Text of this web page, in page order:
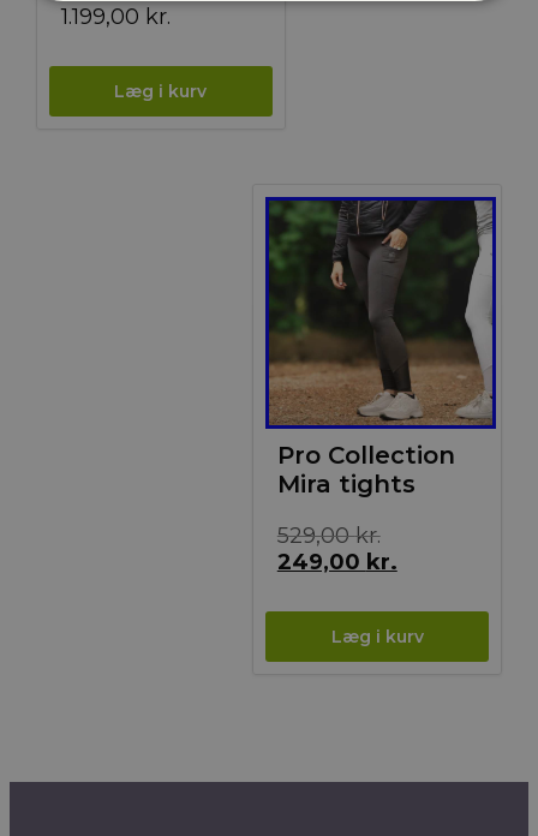
1.199,00 kr.
Tilbud!
Pro Collection
Mira tights
529,00kr.Den
oprindelige
var:
529,00 kr..
249,00 kr.Den
pris
er:
249,00 kr..